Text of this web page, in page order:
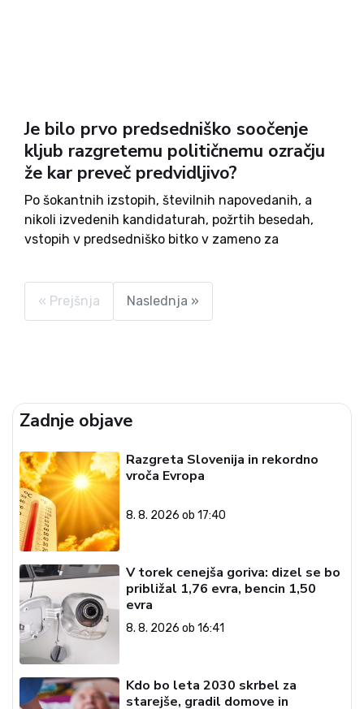
Je bilo prvo predsedniško soočenje
kljub razgretemu političnemu ozračju
že kar preveč predvidljivo?
Po šokantnih izstopih, številnih napovedanih, a
nikoli izvedenih kandidaturah, požrtih besedah,
vstopih v predsedniško bitko v zameno za
preokretih v zadnji minuti se je letošnja kampanja
s prvim soočenjem vseh kandidatov vendarle
začela. In...
« Prejšnja Naslednja »
Zadnje objave
Razgreta Slovenija in rekordno
vroča Evropa
8. 8. 2026 ob 17:40
V torek cenejša goriva: dizel se bo
približal 1,76 evra, bencin 1,50
evra
8. 8. 2026 ob 16:41
Kdo bo leta 2030 skrbel za
starejše, gradil domove in